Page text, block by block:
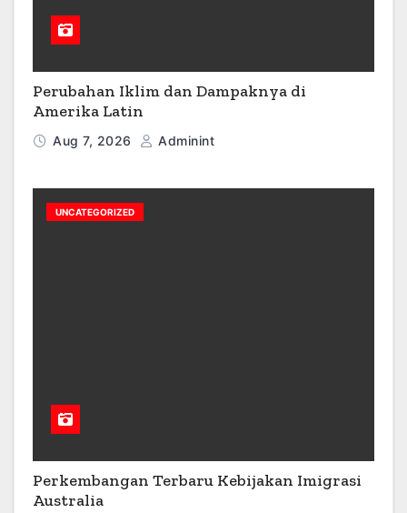
Perubahan Iklim dan Dampaknya di
Amerika Latin
Aug 7, 2026 Adminint
UNCATEGORIZED
Perkembangan Terbaru Kebijakan Imigrasi
Australia